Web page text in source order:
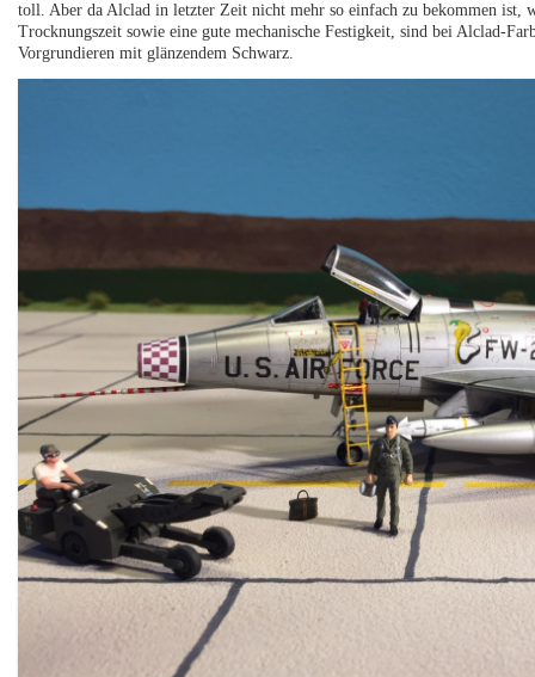
toll. Aber da Alclad in letzter Zeit nicht mehr so einfach zu bekommen ist,
Trocknungszeit sowie eine gute mechanische Festigkeit, sind bei Alclad-
Vorgrundieren mit glänzendem Schwarz.